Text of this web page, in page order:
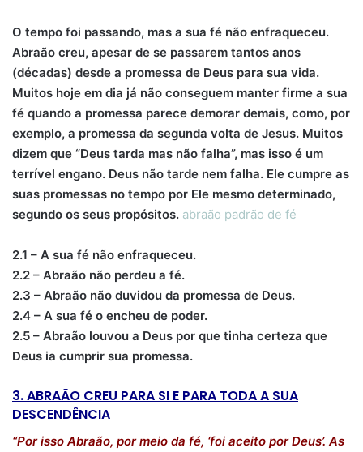
O tempo foi passando, mas a sua fé não enfraqueceu.
Abraão creu, apesar de se passarem tantos anos
(décadas) desde a promessa de Deus para sua vida.
Muitos hoje em dia já não conseguem manter firme a sua
fé quando a promessa parece demorar demais, como, por
exemplo, a promessa da segunda volta de Jesus. Muitos
dizem que “Deus tarda mas não falha”, mas isso é um
terrível engano. Deus não tarde nem falha. Ele cumpre as
suas promessas no tempo por Ele mesmo determinado,
segundo os seus propósitos. abraão padrão de fé
2.1 – A sua fé não enfraqueceu.
2.2 – Abraão não perdeu a fé.
2.3 – Abraão não duvidou da promessa de Deus.
2.4 – A sua fé o encheu de poder.
2.5 – Abraão louvou a Deus por que tinha certeza que
Deus ia cumprir sua promessa.
3. ABRAÃO CREU PARA SI E PARA TODA A SUA
DESCENDÊNCIA
“Por isso Abraão, por meio da fé, ‘foi aceito por Deus’. As